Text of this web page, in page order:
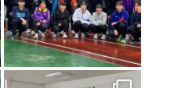
2021年8月10日
2021年7月23日